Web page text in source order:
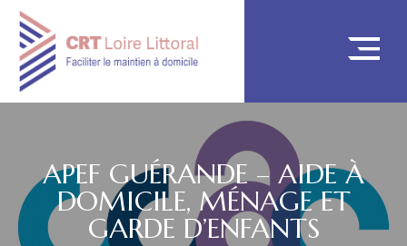
APEF GUÉRANDE – AIDE À
DOMICILE, MÉNAGE ET
GARDE D’ENFANTS